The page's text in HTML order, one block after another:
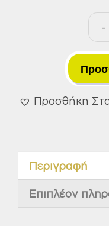
-
Προσθήκη
Περιγραφή
Επιπλέον